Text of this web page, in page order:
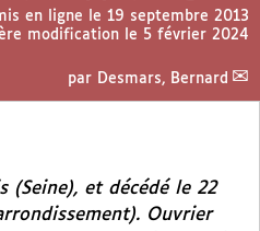
en ligne le 19 septembre 2013
modification le 5 février 2024
par Desmars, Bernard
(Seine), et décédé le 22
Ouvrier